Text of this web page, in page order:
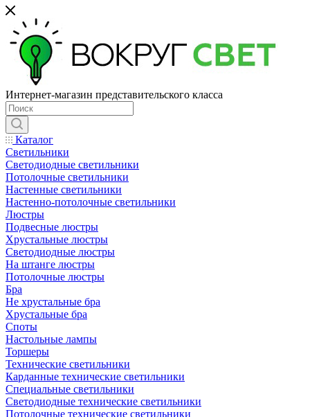
Интернет-магазин представительского класса
Каталог
Светильники
Светодиодные светильники
Потолочные светильники
Настенные светильники
Настенно-потолочные светильники
Люстры
Подвесные люстры
Хрустальные люстры
Светодиодные люстры
На штанге люстры
Потолочные люстры
Бра
Не хрустальные бра
Хрустальные бра
Споты
Настольные лампы
Торшеры
Технические светильники
Карданные технические светильники
Специальные светильники
Светодиодные технические светильники
Потолочные технические светильники